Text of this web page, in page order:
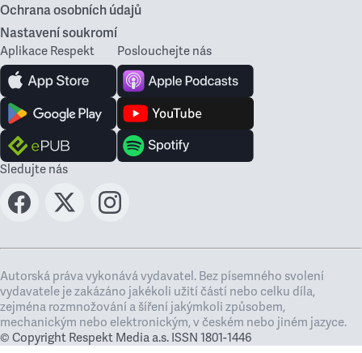
Ochrana osobních údajů
Nastavení soukromí
Aplikace Respekt Poslouchejte nás
Sledujte nás
Autorská práva vykonává vydavatel. Bez písemného svolení
vydavatele je zakázáno jakékoli užití částí nebo celku díla,
zejména rozmnožování a šíření jakýmkoli způsobem,
mechanickým nebo elektronickým, v českém nebo jiném jazyce.
© Copyright Respekt Media a.s. ISSN 1801-1446